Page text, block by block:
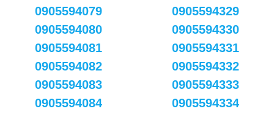
0905594079
0905594080
0905594081
0905594082
0905594083
0905594084
0905594329
0905594330
0905594331
0905594332
0905594333
0905594334